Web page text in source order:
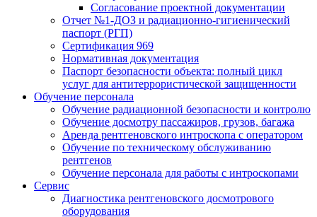
Согласование проектной документации
Отчет №1-ДОЗ и радиационно-гигиенический
паспорт (РГП)
Сертификация 969
Нормативная документация
Паспорт безопасности объекта: полный цикл
услуг для антитеррористической защищенности
Обучение персонала
Обучение радиационной безопасности и контролю
Обучение досмотру пассажиров, грузов, багажа
Аренда рентгеновского интроскопа с оператором
Обучение по техническому обслуживанию
рентгенов
Обучение персонала для работы с интроскопами
Сервис
Диагностика рентгеновского досмотрового
оборудования